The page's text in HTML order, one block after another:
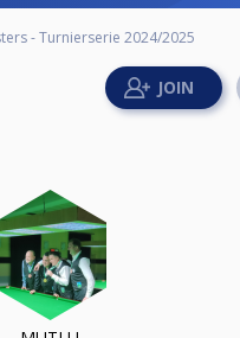
- Turnierserie 2024/2025